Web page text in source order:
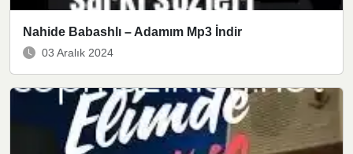
Nahide Babashlı – Adamım Mp3 İndir
03 Aralık 2024